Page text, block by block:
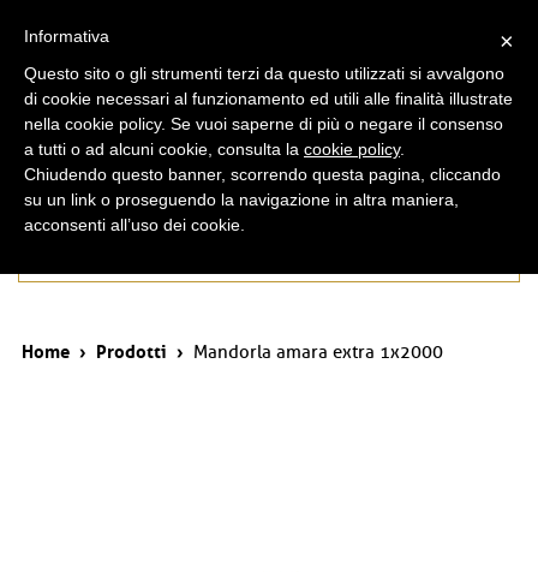
Home › Prodotti › Mandorla amara extra 1x2000
×
Informativa
Questo sito o gli strumenti terzi da questo utilizzati si avvalgono
di cookie necessari al funzionamento ed utili alle finalità illustrate
nella cookie policy. Se vuoi saperne di più o negare il consenso
a tutti o ad alcuni cookie, consulta la cookie policy.
Chiudendo questo banner, scorrendo questa pagina, cliccando
su un link o proseguendo la navigazione in altra maniera,
acconsenti all’uso dei cookie.